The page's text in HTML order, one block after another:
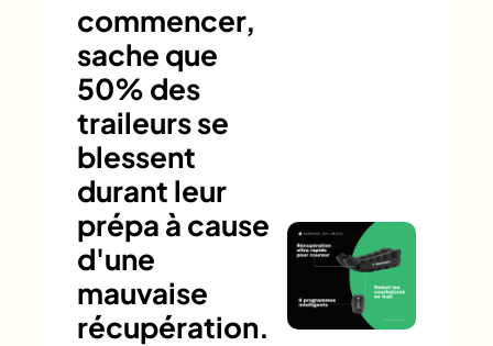
commencer,
sache que
50% des
traileurs se
blessent
durant leur
prépa à cause
d'une
mauvaise
récupération.